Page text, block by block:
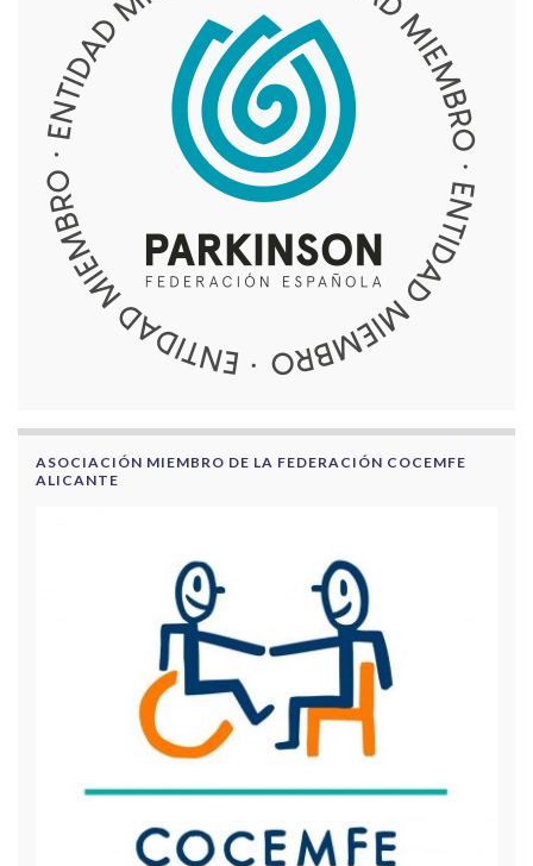
ASOCIACIÓN MIEMBRO DE LA FEDERACIÓN COCEMFE
ALICANTE